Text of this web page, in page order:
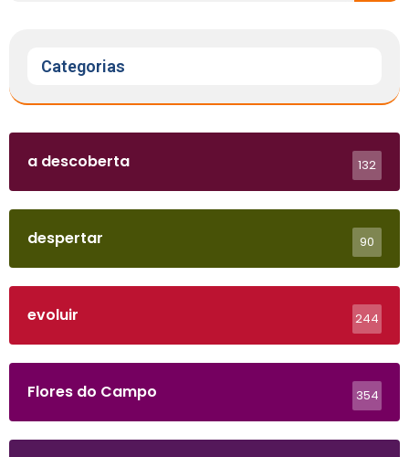
Categorias
a descoberta 132
despertar 90
evoluir 244
Flores do Campo 354